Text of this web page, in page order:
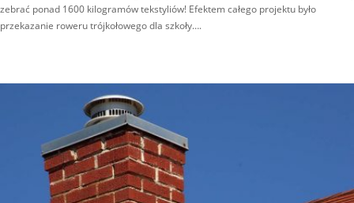
zebrać ponad 1600 kilogramów tekstyliów! Efektem całego projektu było
przekazanie roweru trójkołowego dla szkoły….